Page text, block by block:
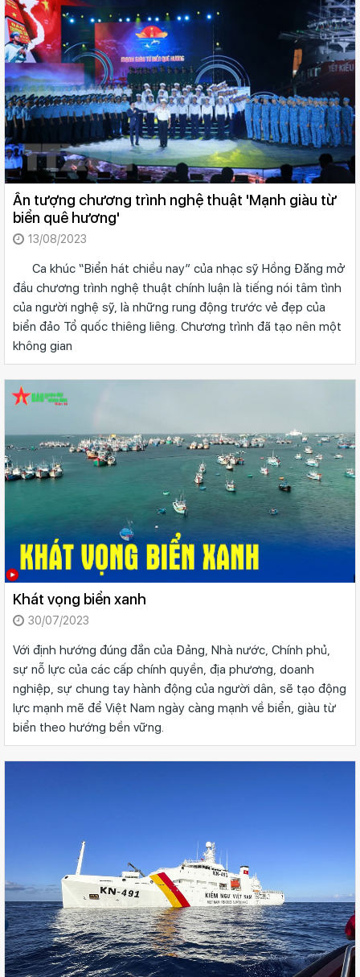
Ấn tượng chương trình nghệ thuật 'Mạnh giàu từ
biển quê hương'
13/08/2023
Ca khúc “Biển hát chiều nay” của nhạc sỹ Hồng Đăng mở
đầu chương trình nghệ thuật chính luận là tiếng nói tâm tình
của người nghệ sỹ, là những rung động trước vẻ đẹp của
biển đảo Tổ quốc thiêng liêng. Chương trình đã tạo nên một
không gian
Khát vọng biển xanh
30/07/2023
Với định hướng đúng đắn của Đảng, Nhà nước, Chính phủ,
sự nỗ lực của các cấp chính quyền, địa phương, doanh
nghiệp, sự chung tay hành động của người dân, sẽ tạo động
lực mạnh mẽ để Việt Nam ngày càng mạnh về biển, giàu từ
biển theo hướng bền vững.